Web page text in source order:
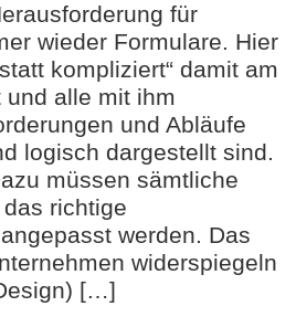
für
wieder Formulare. Hier
kompliziert“ damit am
alle mit ihm
und Abläufe
logisch dargestellt sind.
müssen sämtliche
richtige
werden. Das
widerspiegeln
[…]